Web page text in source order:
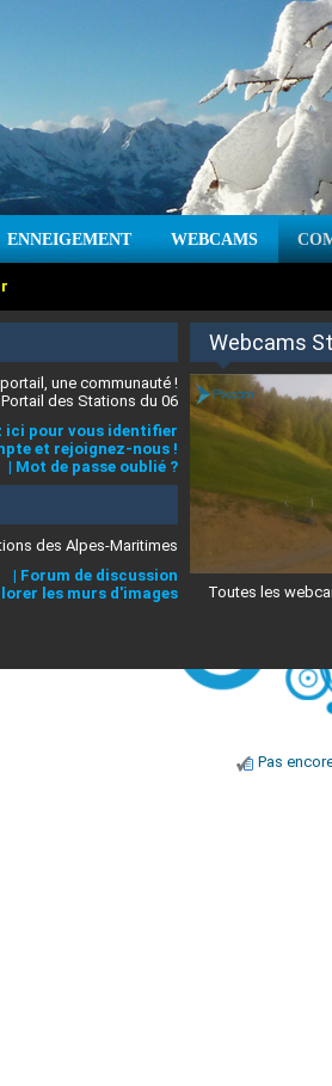
ENNEIGEMENT WEBCAMS
une communauté !
Portail des Stations du 06
ici pour vous identifier
et rejoignez-nous !
| Mot de passe oublié ?
des Alpes-Maritimes
| Forum de discussion
les murs d'images
Webcams
Toutes les
Pas